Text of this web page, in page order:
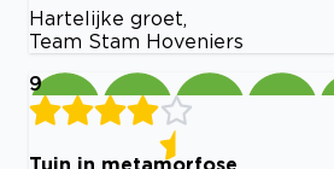
Hartelijke groet,
Team Stam Hoveniers
9
Tuin in metamorfose